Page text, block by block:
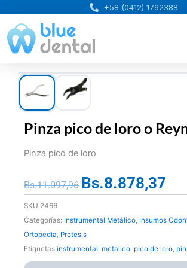
contenido
+58 (0412) 1762388
Pinza pico de loro o
Pinza pico de loro
Bs.11.097,96 El
precio
era:
Bs.11.097,96.
Bs.8.878,37
es:
SKU 2466
Categorías: Instrumental Metálico, Insumos
Ortopedia, Protesis
Etiquetas instrumental, metalico, pico de loro,